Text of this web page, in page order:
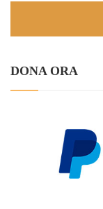
DONA ORA